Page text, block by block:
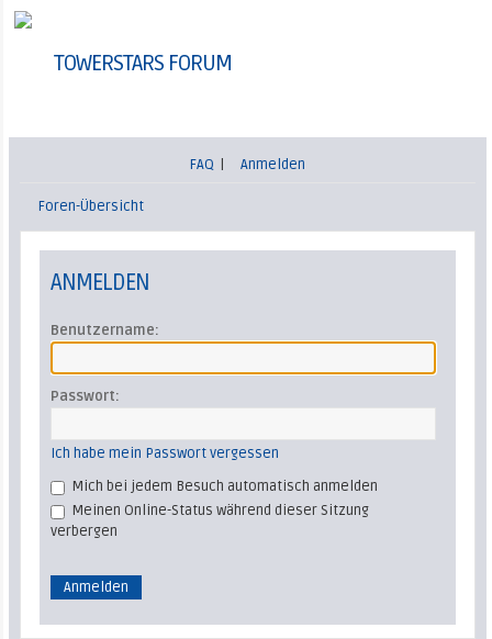
TOWERSTARS FORUM
FAQ Anmelden
Foren-Übersicht
ANMELDEN
Benutzername:
Passwort:
Ich habe mein Passwort vergessen
Mich bei jedem Besuch automatisch anmelden
Meinen Online-Status während dieser Sitzung
verbergen